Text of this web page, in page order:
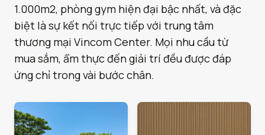
1.000m2, phòng gym hiện đại bậc nhất, và đặc
biệt là sự kết nối trực tiếp với trung tâm
thương mại Vincom Center. Mọi nhu cầu từ
mua sắm, ẩm thực đến giải trí đều được đáp
ứng chỉ trong vài bước chân.